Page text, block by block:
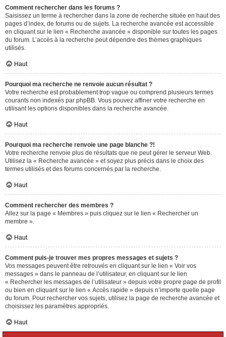
Comment rechercher dans les forums ?
Saisissez un terme à rechercher dans la zone de recherche située en haut des
pages d’index, de forums ou de sujets. La recherche avancée est accessible
en cliquant sur le lien « Recherche avancée » disponible sur toutes les pages
du forum. L’accès à la recherche peut dépendre des thèmes graphiques
utilisés.
Haut
Pourquoi ma recherche ne renvoie aucun résultat ?
Votre recherche est probablement trop vague ou comprend plusieurs termes
courants non indexés par phpBB. Vous pouvez affiner votre recherche en
utilisant les options disponibles dans la recherche avancée.
Haut
Pourquoi ma recherche renvoie une page blanche ?!
Votre recherche renvoie plus de résultats que ne peut gérer le serveur Web.
Utilisez la « Recherche avancée » et soyez plus précis dans le choix des
termes utilisés et des forums concernés par la recherche.
Haut
Comment rechercher des membres ?
Allez sur la page « Membres » puis cliquez sur le lien « Rechercher un
membre ».
Haut
Comment puis-je trouver mes propres messages et sujets ?
Vos messages peuvent être retrouvés en cliquant sur le lien « Voir vos
messages » dans le panneau de l’utilisateur, en cliquant sur le lien
« Rechercher les messages de l’utilisateur » depuis votre propre page de profil
ou bien en cliquant sur le lien « Accès rapide » depuis n’importe quelle page
du forum. Pour rechercher vos sujets, utilisez la page de recherche avancée et
choisissez les paramètres appropriés.
Haut